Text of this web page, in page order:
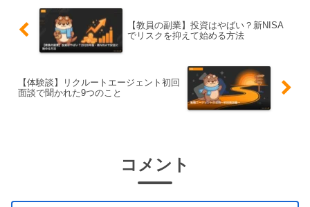
【教員の副業】投資はやばい？新NISA
でリスクを抑えて始める方法
【体験談】リクルートエージェント初回
面談で聞かれた9つのこと
コメント